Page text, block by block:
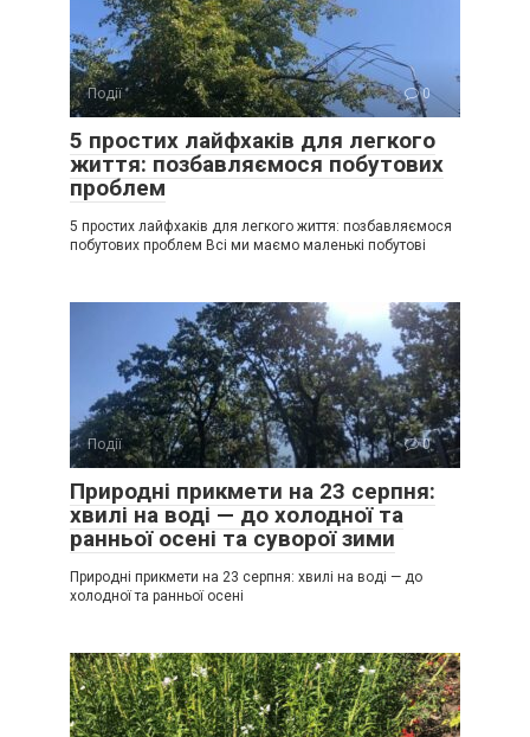
Події 0
5 простих лайфхаків для легкого
життя: позбавляємося побутових
проблем
5 простих лайфхаків для легкого життя: позбавляємося
побутових проблем Всі ми маємо маленькі побутові
Події 0
Природні прикмети на 23 серпня:
хвилі на воді — до холодної та
ранньої осені та суворої зими
Природні прикмети на 23 серпня: хвилі на воді — до
холодної та ранньої осені